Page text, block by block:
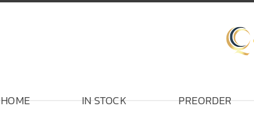
HOME IN STOCK PREORDER